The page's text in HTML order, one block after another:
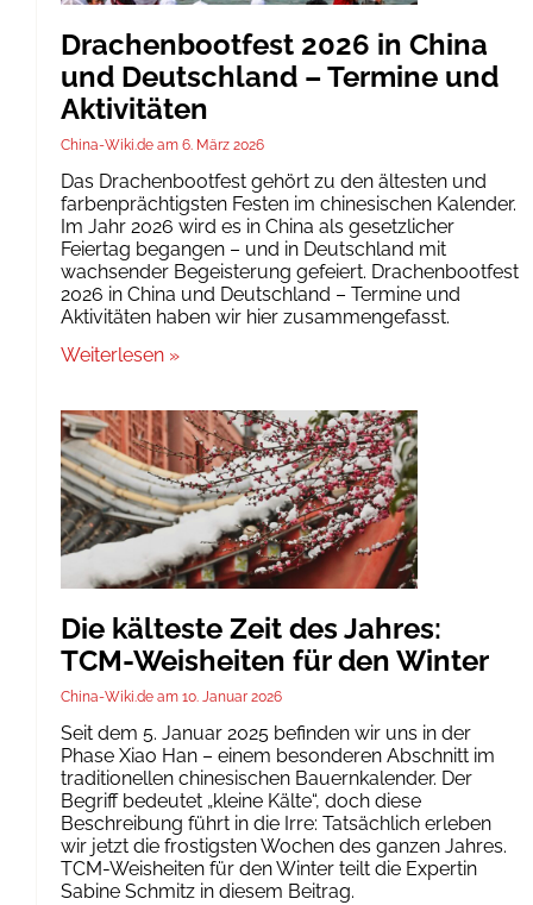
Drachenbootfest 2026 in China
und Deutschland – Termine und
Aktivitäten
China-Wiki.de 6. März 2026
Das Drachenbootfest gehört zu den ältesten und
farbenprächtigsten Festen im chinesischen Kalender.
Im Jahr 2026 wird es in China als gesetzlicher
Feiertag begangen – und in Deutschland mit
wachsender Begeisterung gefeiert. Drachenbootfest
2026 in China und Deutschland – Termine und
Aktivitäten haben wir hier zusammengefasst.
Weiterlesen »
Die kälteste Zeit des Jahres:
TCM-Weisheiten für den Winter
China-Wiki.de 10. Januar 2026
Seit dem 5. Januar 2025 befinden wir uns in der
Phase Xiao Han – einem besonderen Abschnitt im
traditionellen chinesischen Bauernkalender. Der
Begriff bedeutet „kleine Kälte“, doch diese
Beschreibung führt in die Irre: Tatsächlich erleben
wir jetzt die frostigsten Wochen des ganzen Jahres.
TCM-Weisheiten für den Winter teilt die Expertin
Sabine Schmitz in diesem Beitrag.